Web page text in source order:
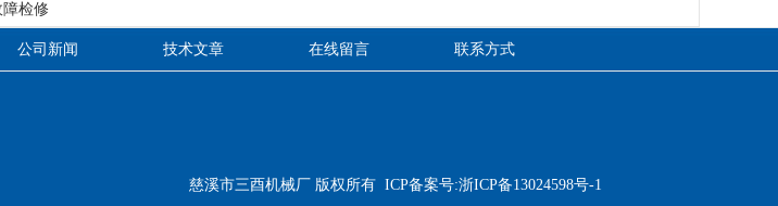
检修
公司新闻 技术文章 在线留言 联系方式
慈溪市三酉机械厂 版权所有 ICP备案号:浙ICP备13024598号-1